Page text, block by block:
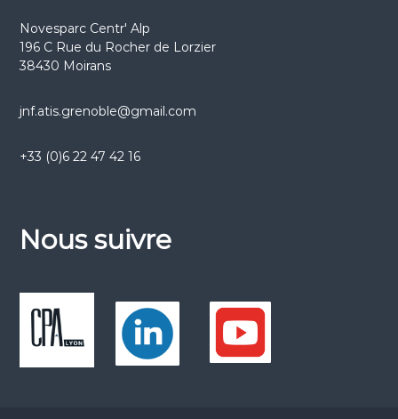
Novesparc Centr' Alp
196 C Rue du Rocher de Lorzier
38430 Moirans
jnf.atis.grenoble@gmail.com
+33 (0)6 22 47 42 16
Nous suivre